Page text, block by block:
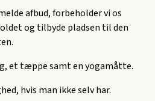
afbud, forbeholder vi os
og tilbyde pladsen til den
et tæppe samt en yogamåtte.
hvis man ikke selv har.